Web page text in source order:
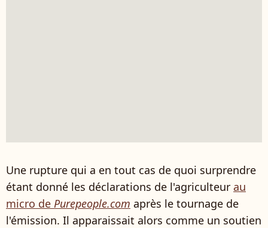
Une rupture qui a en tout cas de quoi surprendre
étant donné les déclarations de l'agriculteur au
micro de Purepeople.com après le tournage de
l'émission. Il apparaissait alors comme un soutien